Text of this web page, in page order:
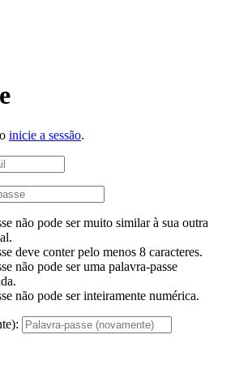
inicie a sessão.
não pode ser muito similar à sua outra
deve conter pelo menos 8 caracteres.
não pode ser uma palavra-passe
não pode ser inteiramente numérica.